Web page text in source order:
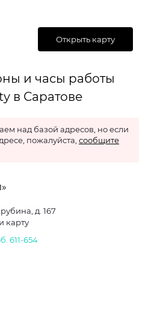
Открыть карту
и часы работы
в Саратове
над базой адресов, но если
пожалуйста, сообщите
д. 167
карту
611-654